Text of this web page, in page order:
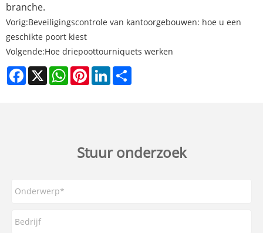
branche.
Vorig:Beveiligingscontrole van kantoorgebouwen: hoe u een
geschikte poort kiest
Volgende:Hoe driepoottourniquets werken
Facebook
X WhatsAppPinterestLinkedIn
Stuur onderzoek